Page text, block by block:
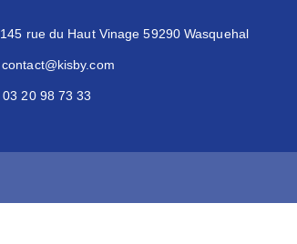
145 rue du Haut Vinage 59290 Wasquehal
contact@kisby.com
03 20 98 73 33